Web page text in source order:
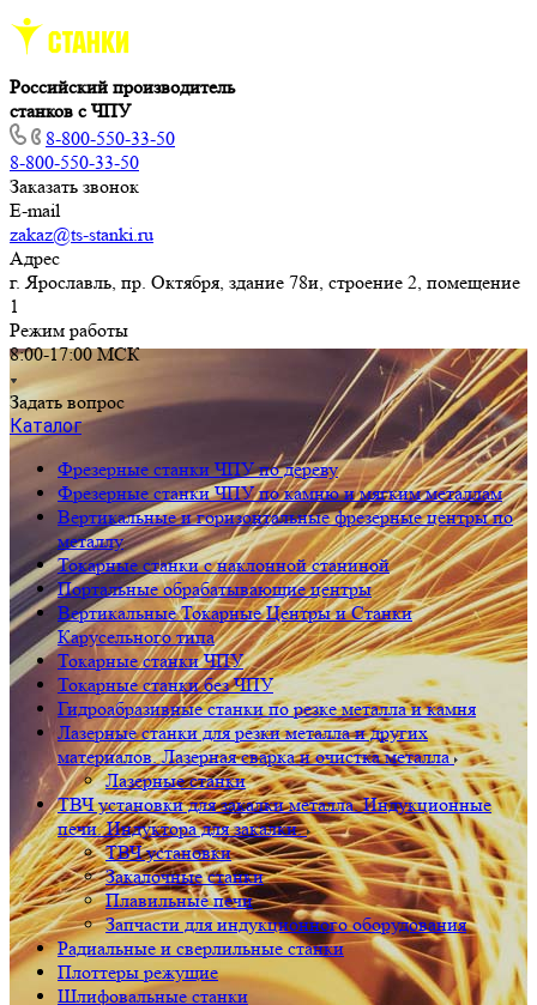
Российский производитель
станков с ЧПУ
8-800-550-33-50
8-800-550-33-50
Заказать звонок
E-mail
zakaz@ts-stanki.ru
Адрес
г. Ярославль, пр. Октября, здание 78и, строение 2, помещение
1
Режим работы
8:00-17:00 МСК
Задать вопрос
Каталог
Фрезерные станки ЧПУ по дереву
Фрезерные станки ЧПУ по камню и мягким металлам
Вертикальные и горизонтальные фрезерные центры по
металлу
Токарные станки с наклонной станиной
Портальные обрабатывающие центры
Вертикальные Токарные Центры и Станки
Карусельного типа
Токарные станки ЧПУ
Токарные станки без ЧПУ
Гидроабразивные станки по резке металла и камня
Лазерные станки для резки металла и других
материалов. Лазерная сварка и очистка металла
Лазерные станки
ТВЧ установки для закалки металла. Индукционные
печи. Индуктора для закалки.
ТВЧ установки
Закалочные станки
Плавильные печи
Запчасти для индукционного оборудования
Радиальные и сверлильные станки
Плоттеры режущие
Шлифовальные станки